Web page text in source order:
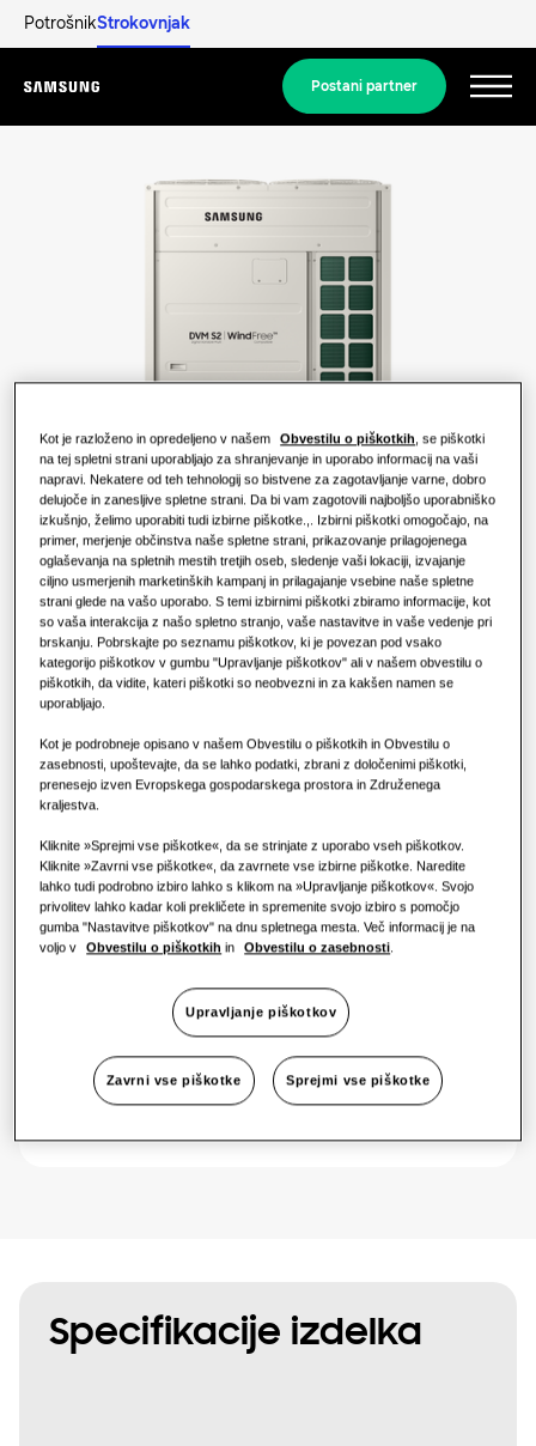
PotrošnikStrokovnjak
Menu
Postani partner
REŠITVE ZA VAŠ DOM
Rešitve za klimatizacijo
Toplotne črpalke
REŠITVE ZA KOMERCIALNE ZGRADBE
Rešitve za klimatizacijo
Upravljanje
Kaj je toplotna črpalka in kako deluje?
Prednosti toplotne črpalke
Kaj je klimatska naprava in kako
deluje?
KOMERCIALNE REŠITVE
Maloprodaja
Restavracija
Pisarna
One Samsung
Strokovnjaki
O Samsungu
ZMOGLJIVOST: 45.0KW
DVM S2 Essential zunanja enota
Razpoložljiva zmogljivost
28.0KW 33.6KW 40.0KW 45.0KW
50.4KW
Pošlji povpraševanje
Specifikacije izdelka
Kot je razloženo in opredeljeno v našem Obvestilu o piškotkih, se piškotki
na tej spletni strani uporabljajo za shranjevanje in uporabo informacij na vaši
napravi. Nekatere od teh tehnologij so bistvene za zagotavljanje varne, dobro
delujoče in zanesljive spletne strani. Da bi vam zagotovili najboljšo uporabniško
izkušnjo, želimo uporabiti tudi izbirne piškotke.,. Izbirni piškotki omogočajo, na
primer, merjenje občinstva naše spletne strani, prikazovanje prilagojenega
oglaševanja na spletnih mestih tretjih oseb, sledenje vaši lokaciji, izvajanje
ciljno usmerjenih marketinških kampanj in prilagajanje vsebine naše spletne
strani glede na vašo uporabo. S temi izbirnimi piškotki zbiramo informacije, kot
so vaša interakcija z našo spletno stranjo, vaše nastavitve in vaše vedenje pri
brskanju. Pobrskajte po seznamu piškotkov, ki je povezan pod vsako
kategorijo piškotkov v gumbu "Upravljanje piškotkov" ali v našem obvestilu o
piškotkih, da vidite, kateri piškotki so neobvezni in za kakšen namen se
uporabljajo.
Kot je podrobneje opisano v našem Obvestilu o piškotkih in Obvestilu o
zasebnosti, upoštevajte, da se lahko podatki, zbrani z določenimi piškotki,
prenesejo izven Evropskega gospodarskega prostora in Združenega
kraljestva.
Kliknite »Sprejmi vse piškotke«, da se strinjate z uporabo vseh piškotkov.
Kliknite »Zavrni vse piškotke«, da zavrnete vse izbirne piškotke. Naredite
lahko tudi podrobno izbiro lahko s klikom na »Upravljanje piškotkov«. Svojo
privolitev lahko kadar koli prekličete in spremenite svojo izbiro s pomočjo
gumba "Nastavitve piškotkov" na dnu spletnega mesta. Več informacij je na
voljo v
Obvestilu o piškotkih in Obvestilu o zasebnosti.
Upravljanje piškotkov
Zavrni vse piškotke Sprejmi vse piškotke